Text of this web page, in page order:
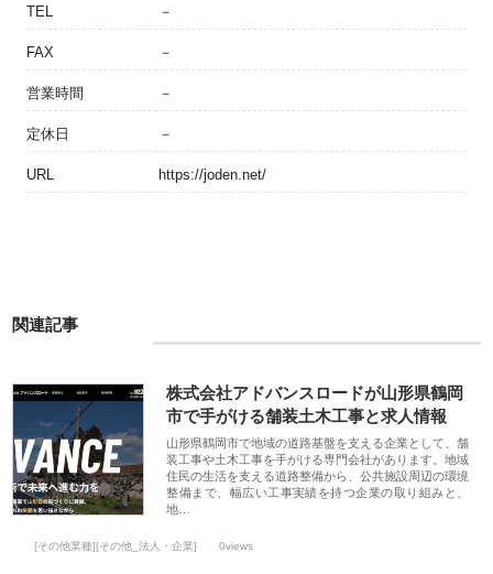
TEL －
FAX －
営業時間 －
定休日 －
URL https://joden.net/
関連記事
株式会社アドバンスロードが山形県鶴岡
市で手がける舗装土木工事と求人情報
山形県鶴岡市で地域の道路基盤を支える企業として、舗
装工事や土木工事を手がける専門会社があります。地域
住民の生活を支える道路整備から、公共施設周辺の環境
整備まで、幅広い工事実績を持つ企業の取り組みと、
地…
[その他業種][その他_法人・企業] 0views